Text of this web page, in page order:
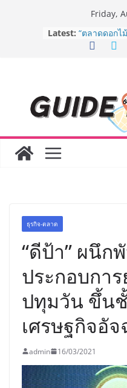
Friday,
Latest:
BEDO เดิน
“BIO
ระดับผลิตภั
ภัณฑ์ครบวง
และของขวั
บริการทุกวั
ครั้งแรกของ
อร่อย ยกเม
ราชวงศ์” พุ่
ธุรกิจ-ตลาด
“ดีป้า” ผนึก
ประกอบกา
ปทุมวัน ขึ้น
เศรษฐกิจอัจ
admin 16/03/2021